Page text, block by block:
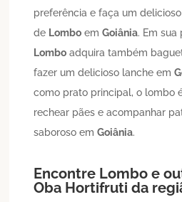
preferência e faça um
de Lombo emGoiânia. Em
Lombo adquira também
fazer um delicioso lanche em
como prato principal, o lombo
rechear pães e acompanhar
saboroso emGoiânia.
Encontre Lombo e
Oba Hortifruti da